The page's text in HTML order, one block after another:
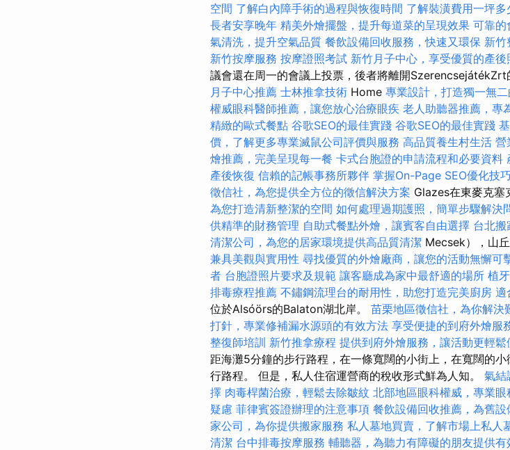
空間 了解白內障手術的過程與恢復時間 了解裝潢費用一坪
長者安享晚年 精美外燴擺盤，提升每道菜的呈現效果 可靠的
氣清洗，提升空氣品質 餐飲設備回收服務，快速又環保 新竹
新竹按摩服務 按摩證照考試 新竹月子中心，享受優質的產後
議會還在周一的會議上投票，後者將離開
月子中心推薦 士林推拿技術 Home 專業設計，打造獨一無
權威眼科醫師推薦，讓您放心治療眼疾 老人助聽器推薦，專
精緻的歐式餐點 谷歌SEO的最佳實踐 谷歌SEO的最佳實踐
價，了解更多專業滅鼠公司評價與服務 高品質養生村生活 營
燴推薦，完美呈現每一餐 卡式台胞證的申請流程和必要資料
產後恢復 信賴的記帳事務所夥伴 掌握On-Page SEO優化技巧
徵信社，為您提供全方位的徵信解決方案 Glazes在東麥克塞
為您打造清新整潔的空間 如何處理過期護照，簡單步驟解決
供精準的財務管理 自助式餐點外燴，讓賓客自由選擇 台北搬
清潔公司，為您的居家環境提供高品質清潔 Mecsek），山
兼具美觀與實用性 尋找優質的外燴廠商，讓您的活動無懈可
者 台胞證照片要求及規範 讓客廳成為家中最舒適的場所 植
排毒療程推薦 不鏽鋼流理台的耐用性，助您打造完美廚房 適
位於Alsóörs的Balaton湖北岸。 苗栗地區徵信社，為你解決
打針，專業修補漏水源頭的有效方法 享受便捷的到府外燴服
整復師培訓 新竹推拿療程 提供到府外燴服務，讓活動更輕鬆
距海灘5分鐘的步行路程，在一條寬闊的小街上，在寬闊的
行路程。 但是，私人住宿運營商的稅收形式鮮為人知。 氣結
擇 肉毒桿菌治療，輕鬆去除皺紋 北部地區眼科權威，專業眼
疑慮 菲律賓簽證辦理的注意事項 餐飲設備回收推薦，為舊
家公司，為你提供搬家服務 私人墓地買賣，了解市場上私人
清潔 台中排毒按摩服務 輔聽器，為聽力有障礙的朋友提供